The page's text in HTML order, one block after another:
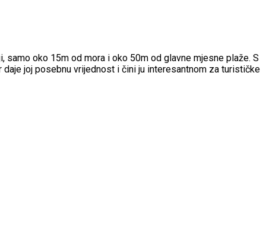
samo oko 15m od mora i oko 50m od glavne mjesne plaže. S
joj posebnu vrijednost i čini ju interesantnom za turističke